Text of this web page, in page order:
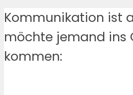
Kommunikation ist
möchte jemand ins
kommen: